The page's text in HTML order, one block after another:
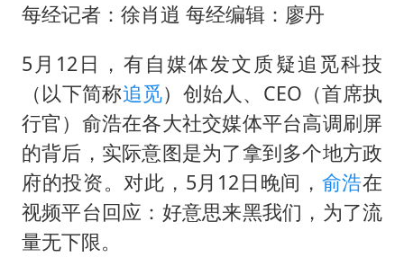
浙江台州《告全体市民书》
郑丽文：台湾从来没有“独立”过
实时追踪台风白海豚
刘浩存百花奖开幕式红裙起舞
因定位纠纷男子将外卖员砍成植物人
媒体：“内容由AI生成”不是免责盾牌
每经记者：徐肖逍 每经编辑：廖丹
5月12日，有自媒体发文质疑追觅科技
（以下简称追觅）创始人、CEO（首席执
行官）俞浩在各大社交媒体平台高调刷屏
的背后，实际意图是为了拿到多个地方政
府的投资。对此，5月12日晚间， 俞浩在
视频平台回应：好意思来黑我们，为了流
量无下限。